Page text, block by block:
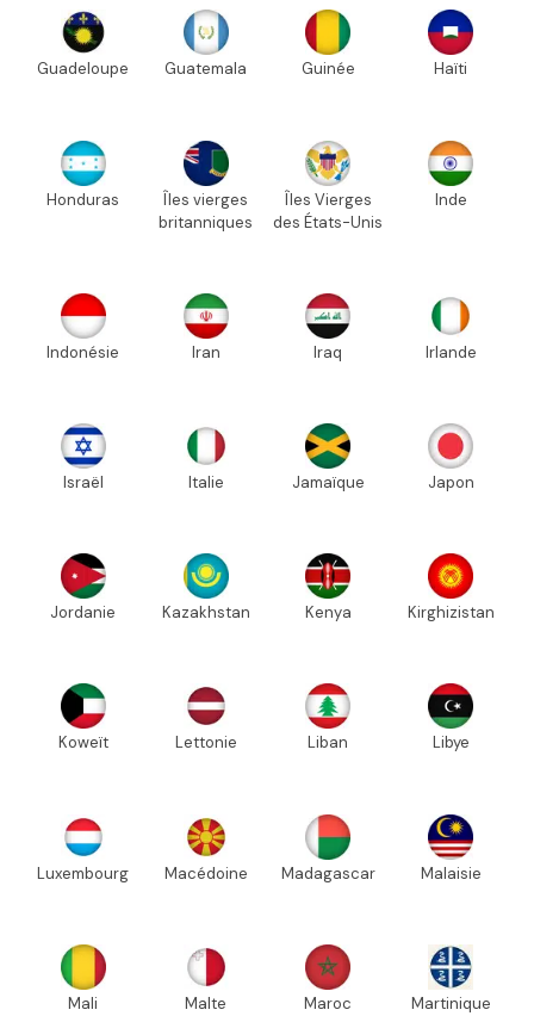
Guadeloupe Guatemala Guinée Haïti
Honduras
Îles vierges
britanniques
Îles Vierges
des États-Unis
Inde
Indonésie Iran Iraq Irlande
Israël Italie Jamaïque Japon
Jordanie Kazakhstan Kenya Kirghizistan
Koweït Lettonie Liban Libye
Luxembourg Macédoine Madagascar Malaisie
Mali Malte Maroc Martinique